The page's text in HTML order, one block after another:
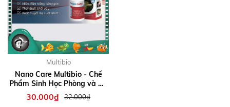
Multibio
Nano Care Multibio - Chế
Phẩm Sinh Học Phòng và Xử
Lý Hiệu Quả Thối Đuôi Tuột
Nhớt Ở Cá Cảnh Thuỷ Sinh
30.000₫ 32.000₫